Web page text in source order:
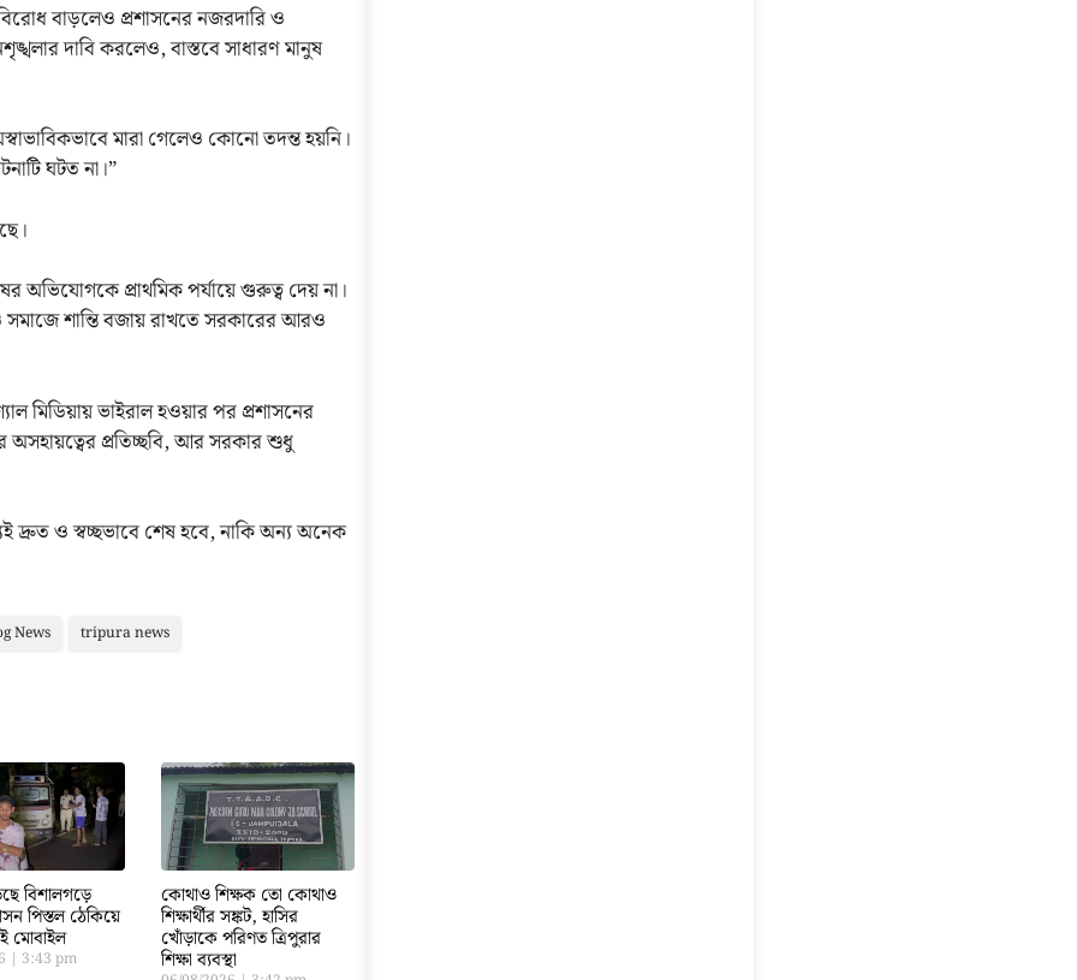
বাড়লেও প্রশাসনের নজরদারি ও
দাবি করলেও, বাস্তবে সাধারণ মানুষ
মারা গেলেও কোনো তদন্ত হয়নি।
ঘটত না।”
অভিযোগকে প্রাথমিক পর্যায়ে গুরুত্ব দেয় না।
সমাজে শান্তি বজায় রাখতে সরকারের আরও
মিডিয়ায় ভাইরাল হওয়ার পর প্রশাসনের
প্রতিচ্ছবি, আর সরকার শুধু
দ্রুত ও স্বচ্ছভাবে শেষ হবে, নাকি অন্য অনেক
News tripura news
বিশালগড়ে
পিস্তল ঠেকিয়ে
মোবাইল
3:43 pm
কোথাও শিক্ষক তো কোথাও
শিক্ষার্থীর সঙ্কট, হাসির
খোঁড়াকে পরিণত ত্রিপুরার
শিক্ষা ব্যবস্থা